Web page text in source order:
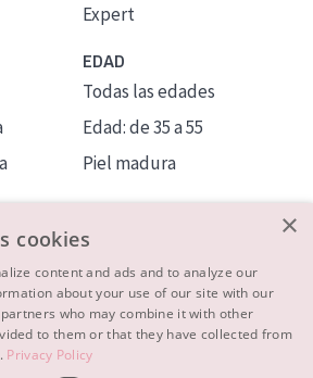
Expert
EDAD
Todas las edades
Edad: de 35 a 55
Piel madura
×
cookies
content and ads and to analyze our
about your use of our site with our
who may combine it with other
to them or that they have collected from
Privacy Policy